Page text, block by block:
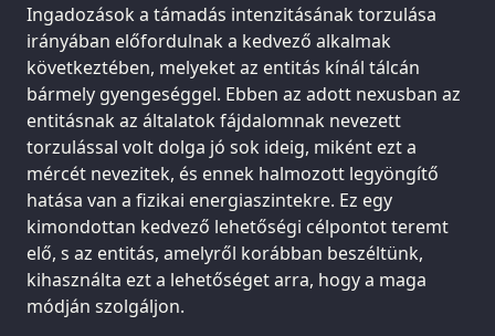
Ingadozások a támadás intenzitásának torzulása
irányában előfordulnak a kedvező alkalmak
következtében, melyeket az entitás kínál tálcán
bármely gyengeséggel. Ebben az adott nexusban az
entitásnak az általatok fájdalomnak nevezett
torzulással volt dolga jó sok ideig, miként ezt a
mércét nevezitek, és ennek halmozott legyöngítő
hatása van a fizikai energiaszintekre. Ez egy
kimondottan kedvező lehetőségi célpontot teremt
elő, s az entitás, amelyről korábban beszéltünk,
kihasználta ezt a lehetőséget arra, hogy a maga
módján szolgáljon.